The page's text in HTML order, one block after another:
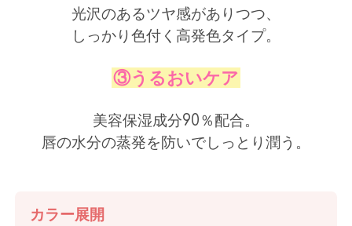
光沢のあるツヤ感がありつつ、
しっかり色付く高発色タイプ。
③うるおいケア
美容保湿成分90％配合。
唇の水分の蒸発を防いでしっとり潤う。
カラー展開